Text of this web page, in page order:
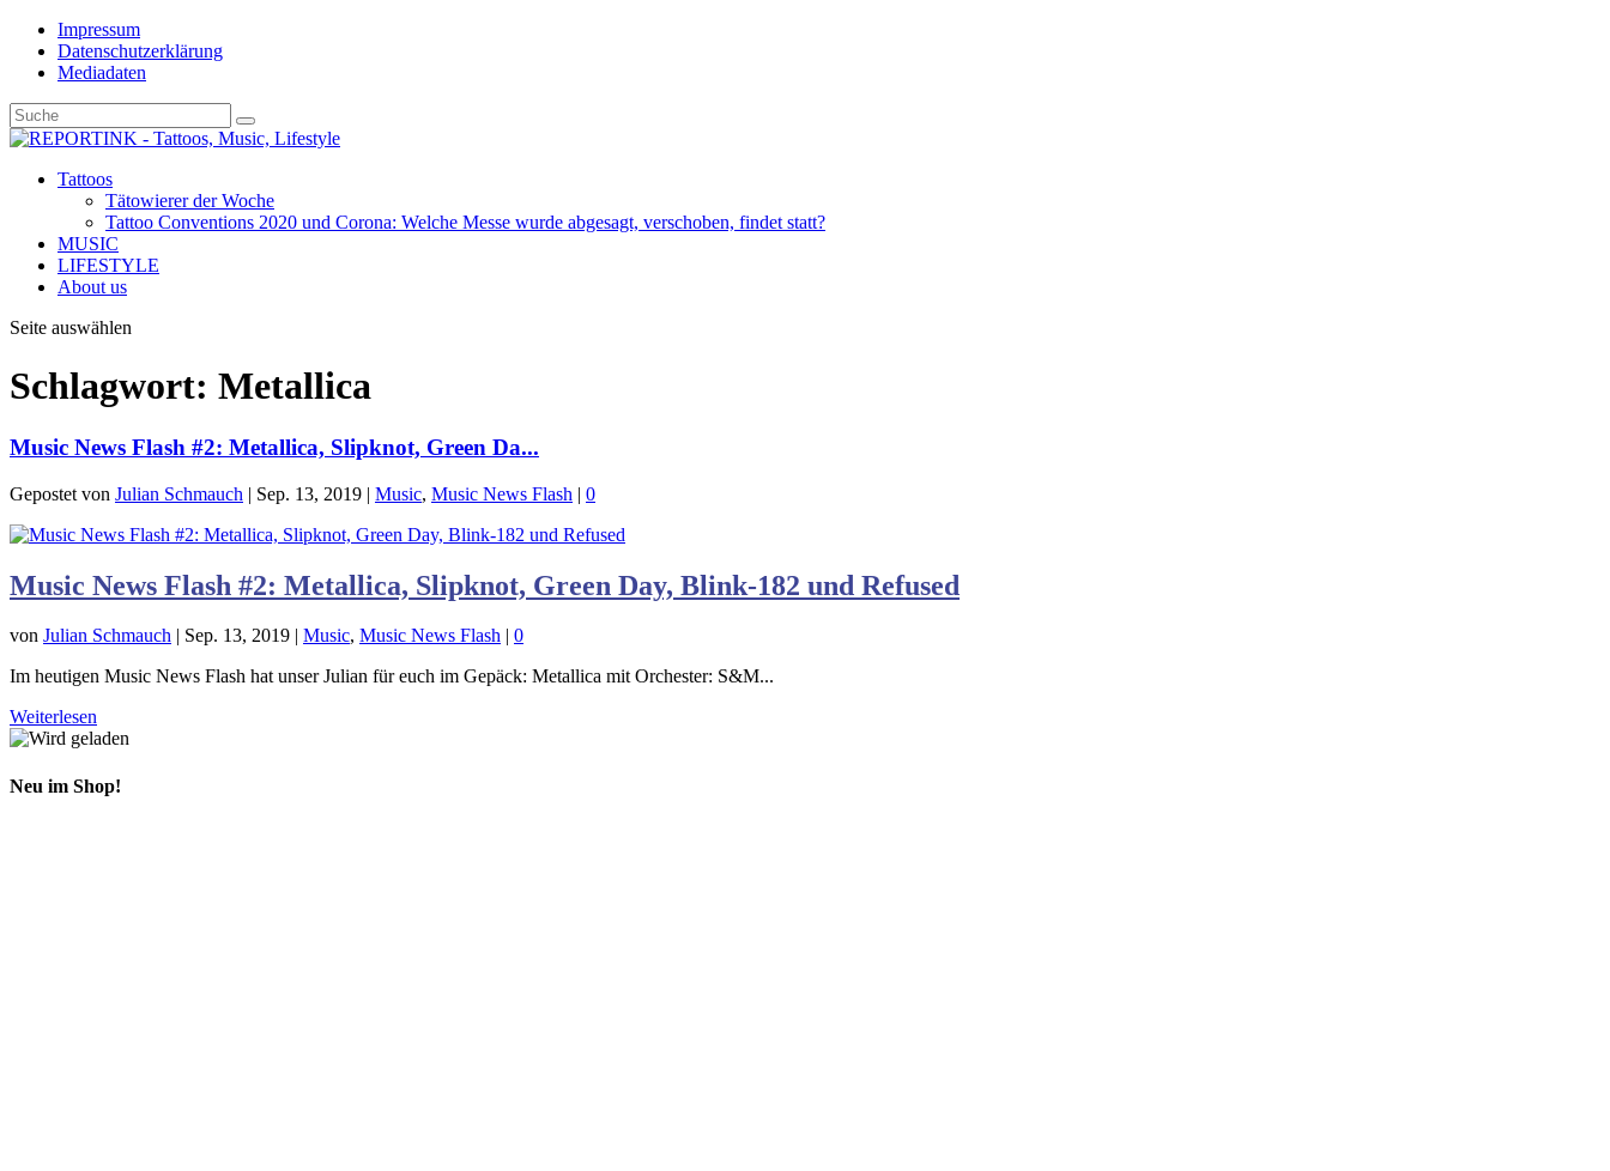
Impressum
Datenschutzerklärung
Mediadaten
Tattoos
Tätowierer der Woche
Tattoo Conventions 2020 und Corona: Welche Messe wurde abgesagt, verschoben, findet statt?
MUSIC
LIFESTYLE
About us
Seite auswählen
Schlagwort: Metallica
Music News Flash #2: Metallica, Slipknot, Green Da...
Gepostet von Julian Schmauch | Sep. 13, 2019 | Music, Music News Flash | 0
Music News Flash #2: Metallica, Slipknot, Green Day, Blink-182 und Refused
von Julian Schmauch | Sep. 13, 2019 | Music, Music News Flash | 0
Im heutigen Music News Flash hat unser Julian für euch im Gepäck: Metallica mit Orchester: S&M...
Weiterlesen
Neu im Shop!